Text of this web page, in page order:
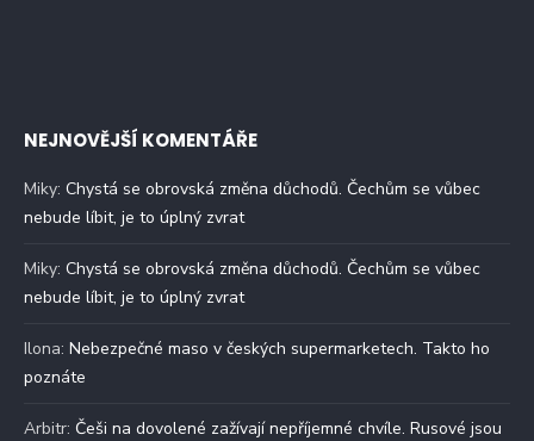
NEJNOVĚJŠÍ KOMENTÁŘE
Miky: Chystá se obrovská změna důchodů. Čechům se vůbec
nebude líbit, je to úplný zvrat
Miky: Chystá se obrovská změna důchodů. Čechům se vůbec
nebude líbit, je to úplný zvrat
Ilona: Nebezpečné maso v českých supermarketech. Takto ho
poznáte
Arbitr: Češi na dovolené zažívají nepříjemné chvíle. Rusové jsou